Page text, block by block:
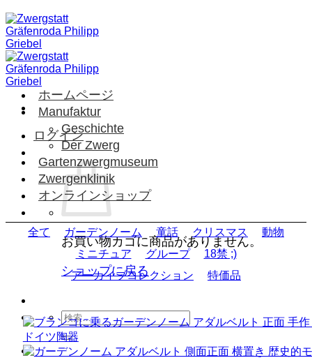
Skip
to
content
ログイン
お買い物カゴに商品がありません。
ショップに戻る
検
索
対
ホームページ
Manufaktur
Geschichte
Der Zwerg
Gartenzwergmuseum
Zwergenklinik
オンラインショップ
全て ガーデンノーム 童話 クリスマス
動物
ミニチュア
グループ
18禁 ;)
アーカイブコレクション
特価品